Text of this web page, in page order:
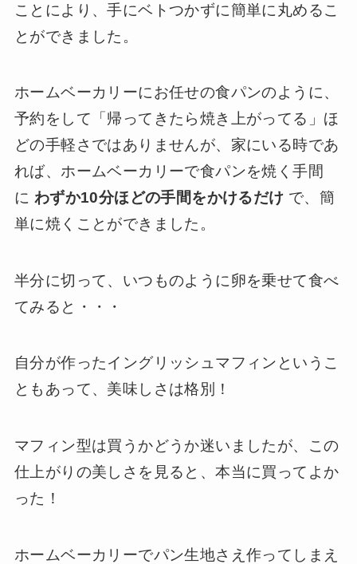
ことにより、手にベトつかずに簡単に丸めるこ
とができました。
ホームベーカリーにお任せの食パンのように、
予約をして「帰ってきたら焼き上がってる」ほ
どの手軽さではありませんが、家にいる時であ
れば、ホームベーカリーで食パンを焼く手間
に わずか10分ほどの手間をかけるだけ で、簡
単に焼くことができました。
半分に切って、いつものように卵を乗せて食べ
てみると・・・
自分が作ったイングリッシュマフィンというこ
ともあって、美味しさは格別！
マフィン型は買うかどうか迷いましたが、この
仕上がりの美しさを見ると、本当に買ってよか
った！
ホームベーカリーでパン生地さえ作ってしまえ